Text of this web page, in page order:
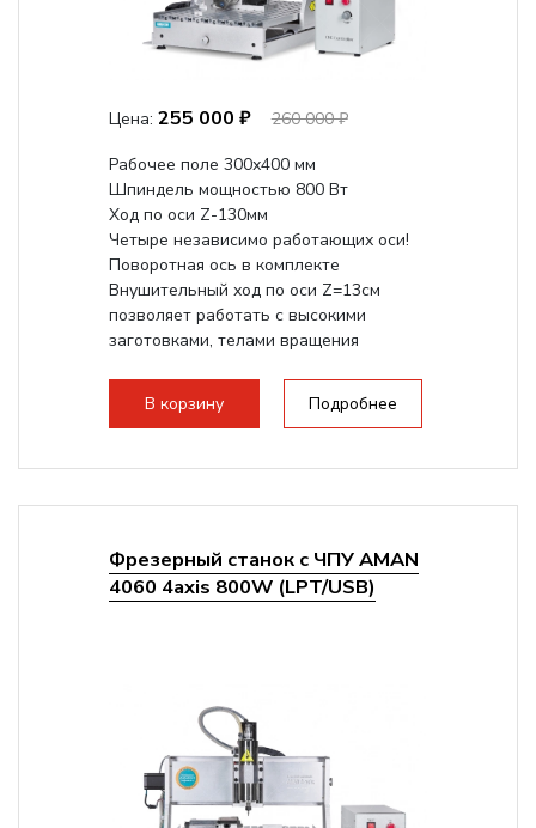
Цена: 255 000 ₽
260 000 ₽
Рабочее поле 300х400 мм
Шпиндель мощностью 800 Вт
Ход по оси Z-130мм
Четыре независимо работающих оси!
Поворотная ось в комплекте
Внушительный ход по оси Z=13см
позволяет работать с высокими
заготовками, телами вращения
В корзину
Подробнее
Фрезерный станок с ЧПУ AMAN
4060 4axis 800W (LPT/USB)